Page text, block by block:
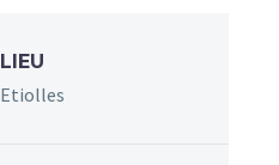
LIEU
Etiolles